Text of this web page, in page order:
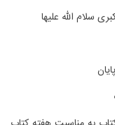
سلام الله علیها